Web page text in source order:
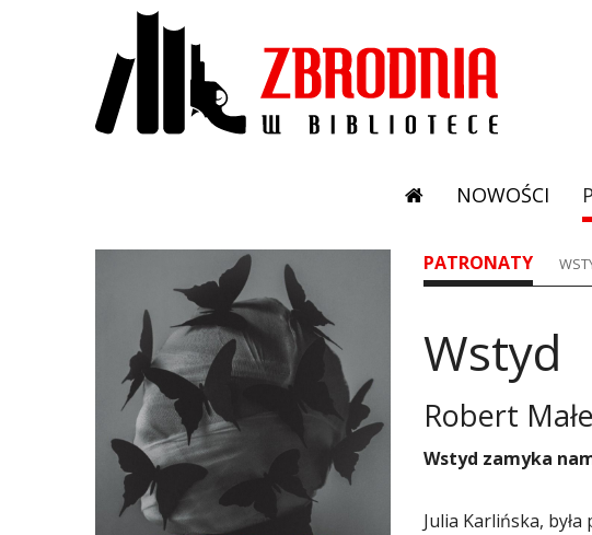
NOWOŚCI
PATRONATY
Wstyd
Robert
Wstyd zamyka
Julia Karlińska,